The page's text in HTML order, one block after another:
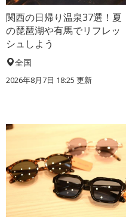
関西の日帰り温泉37選！夏
の琵琶湖や有馬でリフレッ
シュしよう
全国
2026年8月7日 18:25 更新